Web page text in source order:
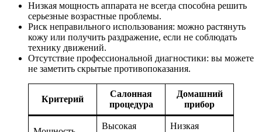
Низкая мощность аппарата не всегда способна решить
серьезные возрастные проблемы.
Риск неправильного использования: можно растянуть
кожу или получить раздражение, если не соблюдать
технику движений.
Отсутствие профессиональной диагностики: вы можете
не заметить скрытые противопоказания.
Критерий
Салонная
процедура
Домашний
прибор
Высокая
Низкая